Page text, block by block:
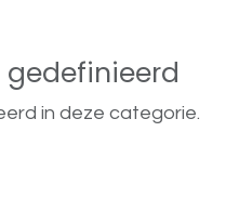
in deze categorie.